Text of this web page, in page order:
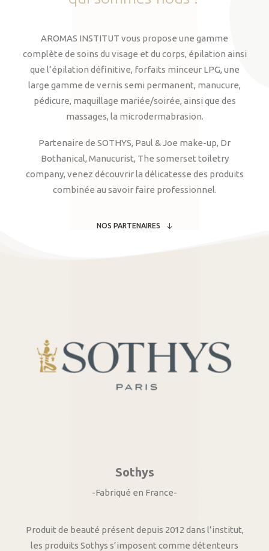
AROMAS INSTITUT vous propose une gamme
complète de soins du visage et du corps, épilation ainsi
que l’épilation définitive, forfaits minceur LPG, une
large gamme de vernis semi permanent, manucure,
pédicure, maquillage mariée/soirée, ainsi que des
massages, la microdermabrasion.
Partenaire de SOTHYS, Paul & Joe make-up, Dr
Bothanical, Manucurist, The somerset toiletry
company, venez découvrir la délicatesse des produits
combinée au savoir faire professionnel.
NOS PARTENAIRES
Sothys
-Fabriqué en France-
Produit de beauté présent depuis 2012 dans l’institut,
les produits Sothys s’imposent comme détenteurs